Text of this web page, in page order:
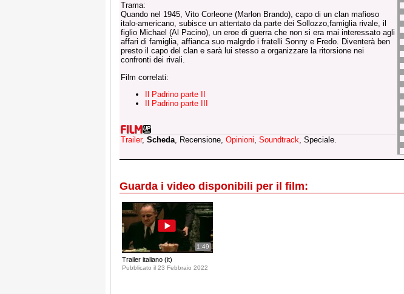
Trama:
Quando nel 1945, Vito Corleone (Marlon Brando), capo di un clan mafioso
italo-americano, subisce un attentato da parte dei Sollozzo,famiglia rivale, il
figlio Michael (Al Pacino), un eroe di guerra che non si era mai interessato agli
affari di famiglia, affianca suo malgrdo i fratelli Sonny e Fredo. Diventerà ben
presto il capo del clan e sarà lui stesso a organizzare la ritorsione nei
confronti dei rivali.
Film correlati:
Il Padrino parte II
Il Padrino parte III
Trailer, Scheda, Recensione, Opinioni, Soundtrack, Speciale.
Guarda i video disponibili per il film:
1:49
Trailer italiano (it)
Pubblicato il 23 Febbraio 2022